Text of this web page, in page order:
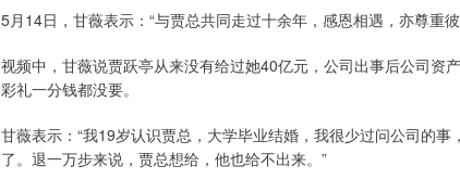
5月14日，甘薇表示：“与贾总共同走过十余年，感恩相遇，亦尊重
视频中，甘薇说贾跃亭从来没有给过她40亿元，公司出事后公司资
彩礼一分钱都没要。
甘薇表示：“我19岁认识贾总，大学毕业结婚，我很少过问公司的
了。退一万步来说，贾总想给，他也给不出来。”